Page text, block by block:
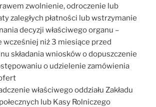
zwolnienie, odroczenie lub
zaległych płatności lub wstrzymanie
decyzji właściwego organu –
wcześniej niż 3 miesiące przed
składania wniosków o dopuszczenie
o udzielenie zamówienia
właściwego oddziału Zakładu
lub Kasy Rolniczego